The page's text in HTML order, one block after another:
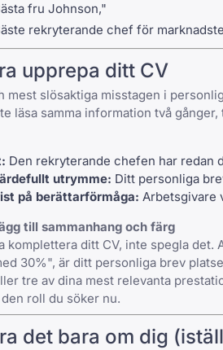
fru Johnson,"
rekryterande chef för
upprepa ditt CV
mest slösaktiga misstagen i
läsa samma information två
Den rekryterande chefen har redan
utrymme: Ditt personliga
på berättarförmåga: Arbetsgivare
till sammanhang och färg
komplettera ditt CV, inte spegla det.
30%", är ditt personliga brev
tre av dina mest relevanta
roll du söker nu.
det bara om dig